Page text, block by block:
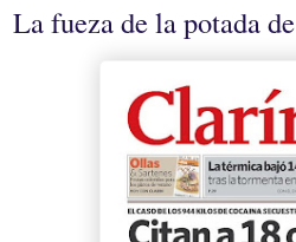
La fueza de la potada de